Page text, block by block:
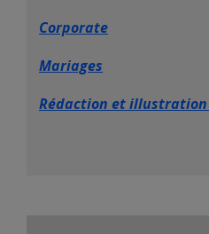
Corporate
Mariages
Rédaction et illustration